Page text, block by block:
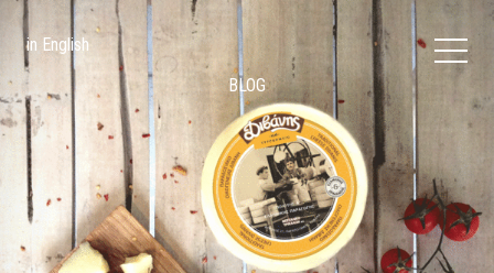
Jump to navigation
BLOG
in English